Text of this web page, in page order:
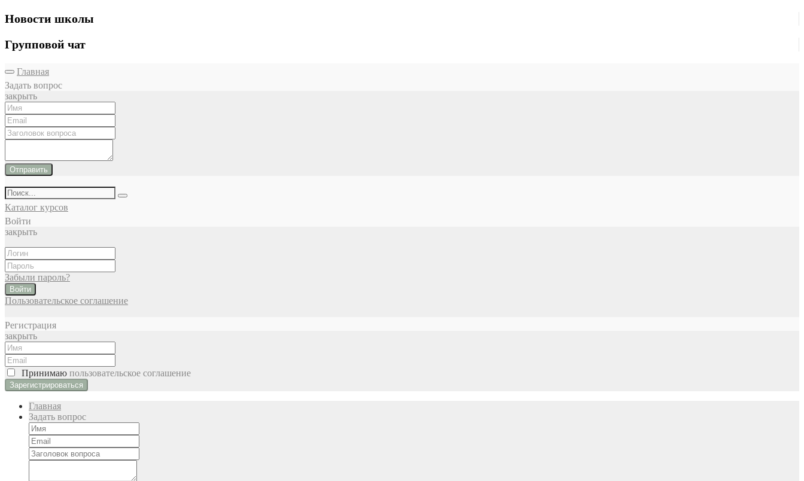
Новости школы
Групповой чат
Главная
Задать вопрос
закрыть
Отправить
Каталог курсов
Войти
закрыть
Забыли пароль?
Войти
Пользовательское соглашение
Регистрация
закрыть
Принимаю пользовательское соглашение
Главная
Задать вопрос